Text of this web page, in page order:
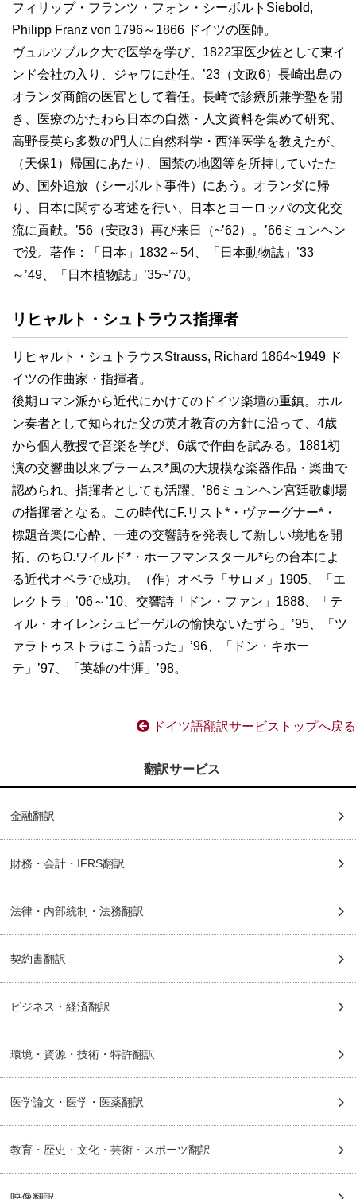
フィリップ・フランツ・フォン・シーボルトSiebold,
Philipp Franz von 1796～1866 ドイツの医師。
ヴュルツブルク大で医学を学び、1822軍医少佐として東イ
ンド会社の入り、ジャワに赴任。’23（文政6）長崎出島の
オランダ商館の医官として着任。長崎で診療所兼学塾を開
き、医療のかたわら日本の自然・人文資料を集めて研究、
高野長英ら多数の門人に自然科学・西洋医学を教えたが、
（天保1）帰国にあたり、国禁の地図等を所持していたた
め、国外追放（シーボルト事件）にあう。オランダに帰
り、日本に関する著述を行い、日本とヨーロッパの文化交
流に貢献。’56（安政3）再び来日（~’62）。’66ミュンヘン
で没。著作：「日本」1832～54、「日本動物誌」’33
～’49、「日本植物誌」’35~’70。
リヒャルト・シュトラウス指揮者
リヒャルト・シュトラウスStrauss, Richard 1864~1949 ド
イツの作曲家・指揮者。
後期ロマン派から近代にかけてのドイツ楽壇の重鎮。ホル
ン奏者として知られた父の英才教育の方針に沿って、4歳
から個人教授で音楽を学び、6歳で作曲を試みる。1881初
演の交響曲以来ブラームス*風の大規模な楽器作品・楽曲で
認められ、指揮者としても活躍、’86ミュンヘン宮廷歌劇場
の指揮者となる。この時代にF.リスト*・ヴァーグナー*・
標題音楽に心酔、一連の交響詩を発表して新しい境地を開
拓、のちO.ワイルド*・ホーフマンスタール*らの台本によ
る近代オペラで成功。（作）オペラ「サロメ」1905、「エ
レクトラ」’06～’10、交響詩「ドン・ファン」1888、「テ
ィル・オイレンシュピーゲルの愉快ないたずら」’95、「ツ
ァラトゥストラはこう語った」’96、「ドン・キホー
テ」’97、「英雄の生涯」’98。
ドイツ語翻訳サービストップへ戻る
翻訳サービス
金融翻訳
財務・会計・IFRS翻訳
法律・内部統制・法務翻訳
契約書翻訳
ビジネス・経済翻訳
環境・資源・技術・特許翻訳
医学論文・医学・医薬翻訳
教育・歴史・文化・芸術・スポーツ翻訳